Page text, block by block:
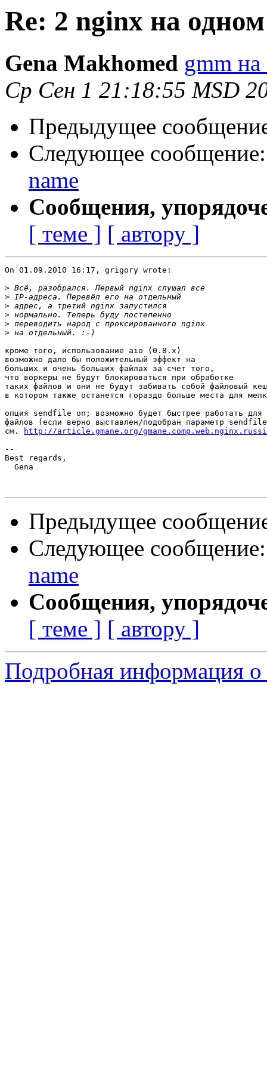
Re: 2 nginx на одном
Gena Makhomed gmm на
Ср Сен 1 21:18:55 MSD
Предыдущее
Следующее
name
Сообщения,
[ теме ] [ автору ]
On 01.09.2010 16:17, grigory wrote:
>
>
>
>
>
>
кроме того, использование aio (0.8.x)
возможно дало бы положительный эффект на
больших и очень больших файлах за счет того,
что воркеры не будут блокироваться при обработке
таких файлов и они не будут забивать собой файловый
в котором также останется гораздо больше места для
опция sendfile on; возможно будет быстрее работать для
файлов (если верно выставлен/подобран параметр
см.
http://article.gmane.org/
--
Best regards,
  Gena
Предыдущее
Следующее
name
Сообщения,
[ теме ] [ автору ]
Подробная информация